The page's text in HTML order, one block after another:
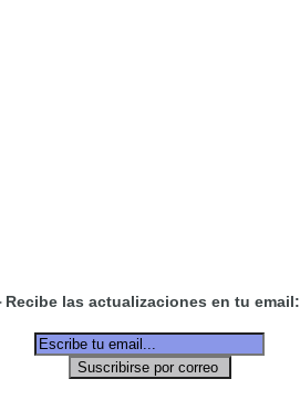
las actualizaciones en tu email: